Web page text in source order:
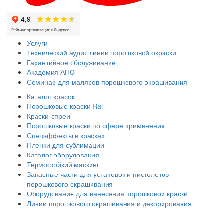
Услуги
Технический аудит линии порошковой окраски
Гарантийное обслуживание
Академия АПО
Семинар для маляров порошкового окрашивания
Каталог красок
Порошковые краски Ral
Краски-спреи
Порошковые краски по сфере применения
Спецэффекты в красках
Пленки для сублимации
Каталог оборудования
Термостойкий маскинг
Запасные части для установок и пистолетов
порошкового окрашивания
Оборудование для нанесения порошковой краски
Линии порошкового окрашивания и декорирования